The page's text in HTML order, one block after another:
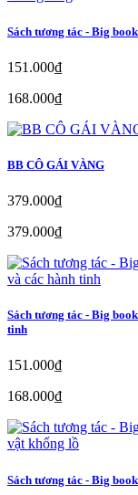
Sách tương tác - Big
151.000₫
168.000₫
BB CÔ GÁI VÀNG
379.000₫
379.000₫
Sách tương tác - Big
tinh
151.000₫
168.000₫
Sách tương tác - Big